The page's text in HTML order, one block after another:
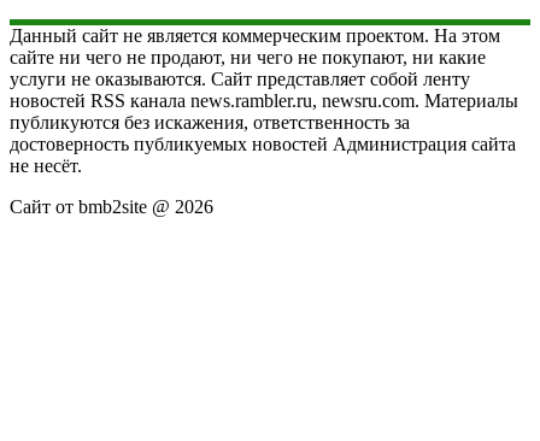
Данный сайт не является коммерческим проектом. На этом
сайте ни чего не продают, ни чего не покупают, ни какие
услуги не оказываются. Сайт представляет собой ленту
новостей RSS канала news.rambler.ru, newsru.com. Материалы
публикуются без искажения, ответственность за
достоверность публикуемых новостей Администрация сайта
не несёт.
Сайт от bmb2site @ 2026